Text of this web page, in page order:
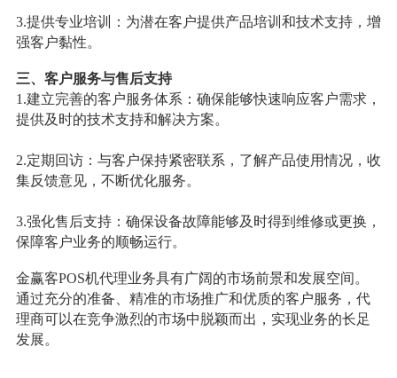
3.提供专业培训：为潜在客户提供产品培训和技术支持，增
强客户黏性。
三、客户服务与售后支持
1.建立完善的客户服务体系：确保能够快速响应客户需求，
提供及时的技术支持和解决方案。
2.定期回访：与客户保持紧密联系，了解产品使用情况，收
集反馈意见，不断优化服务。
3.强化售后支持：确保设备故障能够及时得到维修或更换，
保障客户业务的顺畅运行。
金赢客POS机代理业务具有广阔的市场前景和发展空间。
通过充分的准备、精准的市场推广和优质的客户服务，代
理商可以在竞争激烈的市场中脱颖而出，实现业务的长足
发展。